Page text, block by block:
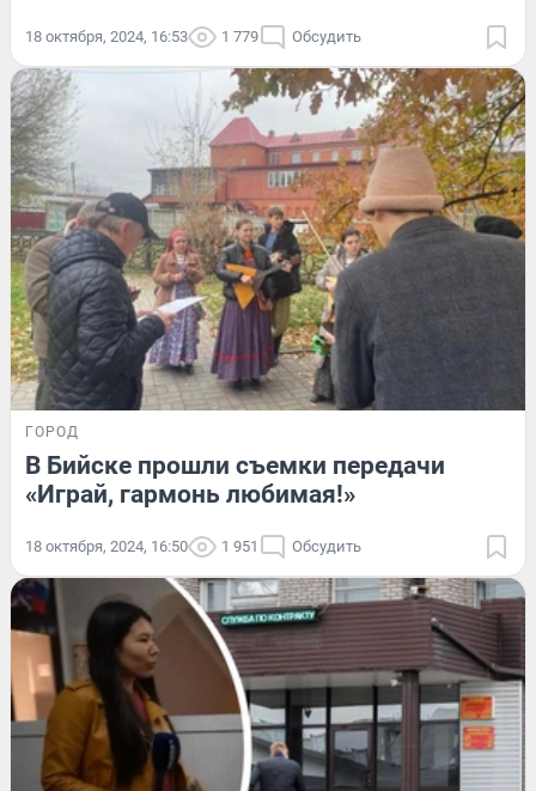
18 октября, 2024, 16:53 1 779 Обсудить
ГОРОД
В Бийске прошли съемки передачи
«Играй, гармонь любимая!»
18 октября, 2024, 16:50 1 951 Обсудить